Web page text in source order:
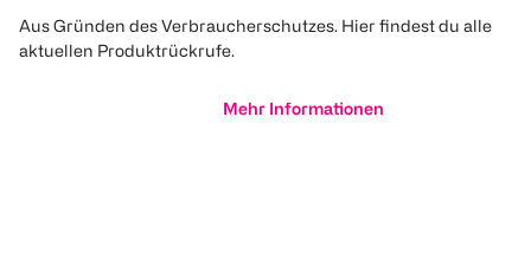
Aus Gründen des Verbraucherschutzes. Hier findest du alle
aktuellen Produktrückrufe.
Mehr Informationen